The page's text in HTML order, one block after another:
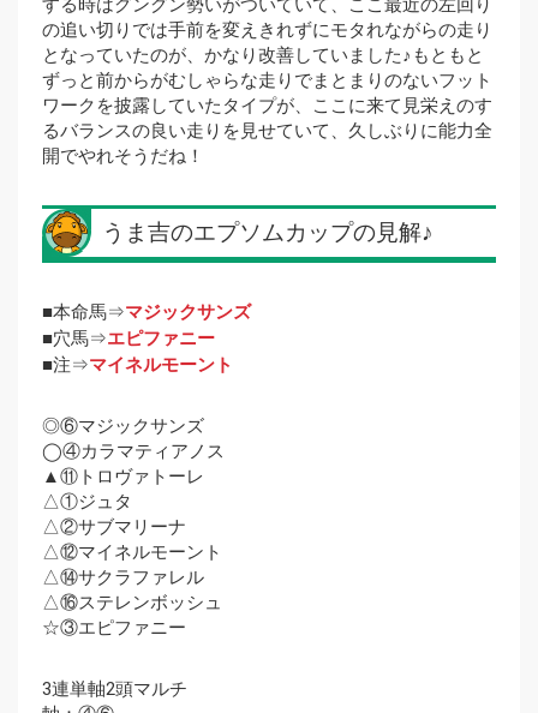
する時はグングン勢いがついていて、ここ最近の左回り
の追い切りでは手前を変えきれずにモタれながらの走り
となっていたのが、かなり改善していました♪もともと
ずっと前からがむしゃらな走りでまとまりのないフット
ワークを披露していたタイプが、ここに来て見栄えのす
るバランスの良い走りを見せていて、久しぶりに能力全
開でやれそうだね！
うま吉のエプソムカップの見解♪
■本命馬⇒マジックサンズ
■穴馬⇒エピファニー
■注⇒マイネルモーント
◎⑥マジックサンズ
◯④カラマティアノス
▲⑪トロヴァトーレ
△①ジュタ
△②サブマリーナ
△⑫マイネルモーント
△⑭サクラファレル
△⑯ステレンボッシュ
☆③エピファニー
3連単軸2頭マルチ